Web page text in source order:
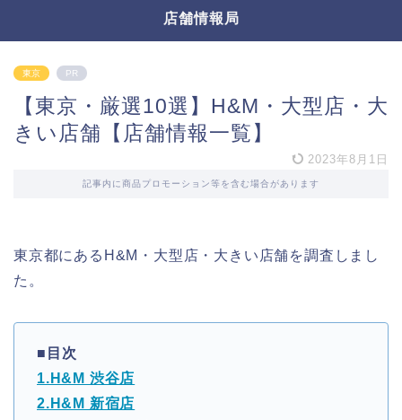
店舗情報局
東京 PR
【東京・厳選10選】H&M・大型店・大
きい店舗【店舗情報一覧】
2023年8月1日
記事内に商品プロモーション等を含む場合があります
東京都にあるH&M・大型店・大きい店舗を調査しまし
た。
■目次
1.H&M 渋谷店
2.H&M 新宿店